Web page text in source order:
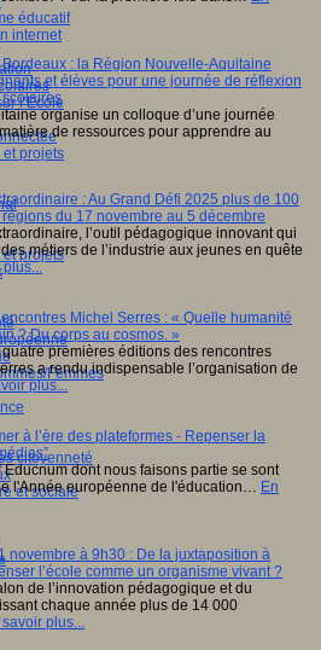
éducatif
internet
l’Ecole
et projets
et projets
Femmes
citoyenneté
et sociale
: la Région Nouvelle-Aquitaine
et élèves pour une journée de réflexion
scolaires
organise un colloque d’une journée
de ressources pour apprendre au
: Au Grand Défi 2025 plus de 100
du 17 novembre au 5 décembre
l’outil pédagogique innovant qui
métiers de l’industrie aux jeunes en quête
plus...
Michel Serres : « Quelle humanité
? Du corps au cosmos. »
premières éditions des rencontres
a rendu indispensable l’organisation de
plus...
à l’ère des plateformes - Repenser la
Educnum dont nous faisons partie se sont
l'Année européenne de l'éducation… En
novembre à 9h30 : De la juxtaposition à
l’école comme un organisme vivant ?
de l’innovation pédagogique et du
chaque année plus de 14 000
savoir plus...